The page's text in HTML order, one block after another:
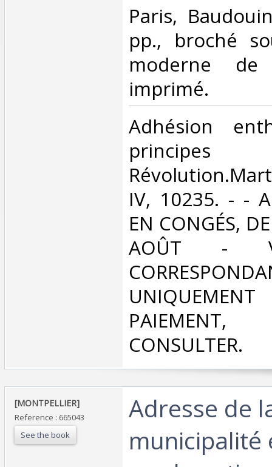
‎Paris,
pp., broché
moderne
imprimé. ‎
‎Adhésion
IV, 10235. - -
EN CONGÉS,
AOÛT -
CONSULTER.‎
‎[MONTPELLIER] ‎
Reference : 665043
See the book
‎Adresse de
municipalité